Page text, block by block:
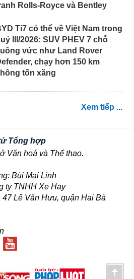
Rolls-Royce và Bentley
Ti7 có thể về Việt Nam trong
III/2026: SUV PHEV 7 chỗ
vức như Land Rover
chạy hơn 150 km
tốn xăng
Xem tiếp ...
Tổng hợp
Văn hoá và Thể thao.
Bùi Mai Linh
ty TNHH Xe Hay
Lê Văn Hưu, quận Hai Bà